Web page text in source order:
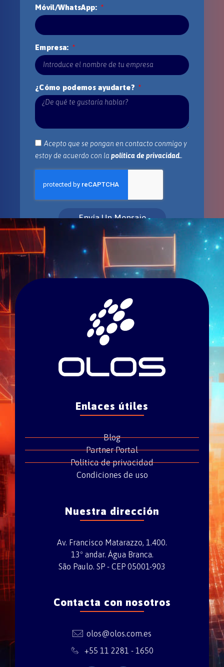
Móvil/WhatsApp:
Empresa:
¿Cómo podemos ayudarte?
Acepto que se pongan en contacto conmigo y
estoy de acuerdo con la política de privacidad..
Envía Un Mensaje
Enlaces útiles
Blog
Partner Portal
Política de privacidad
Condiciones de uso
Nuestra dirección
Av. Francisco Matarazzo, 1.400.
13º andar. Água Branca.
São Paulo. SP - CEP 05001-903
Contacta con nosotros
olos@olos.com.es
+55 11 2281 - 1650